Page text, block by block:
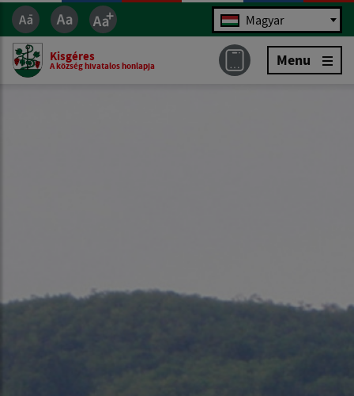
Jazyk Magyar
Kisgéres
A község hivatalos honlapja Menu